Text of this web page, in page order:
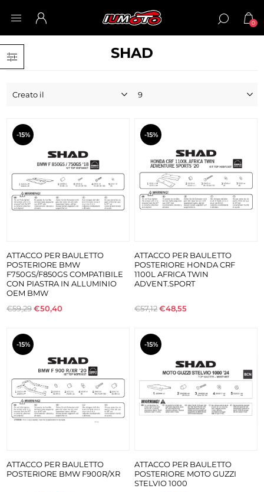
0
SHAD
-15%
ATTACCO PER BAULETTO
POSTERIORE BMW
F750GS/F850GS COMPATIBILE
CON PIASTRA IN ALLUMINIO
OEM BMW
€59,29€50,40
-15%
ATTACCO PER BAULETTO
POSTERIORE HONDA CRF
1100L AFRICA TWIN
ADVENT.SPORT
€57,12€48,55
-15%
ATTACCO PER BAULETTO
POSTERIORE BMW F900R/XR
-15%
ATTACCO PER BAULETTO
POSTERIORE MOTO GUZZI
STELVIO 1000